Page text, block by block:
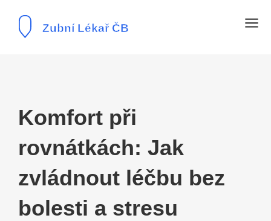
Komfort při
rovnátkách: Jak
zvládnout léčbu bez
bolesti a stresu